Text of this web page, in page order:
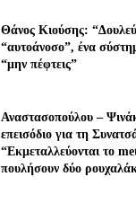
Θάνος Κιούσης:
“αυτοάνοσο”, ένα
“μην πέφτεις”
Αναστασοπούλου –
επεισόδιο για τη
“Εκμεταλλεύονται το
πουλήσουν δύο